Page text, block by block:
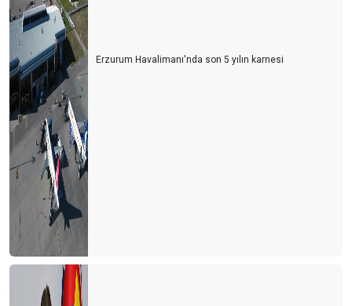
Erzurum Havalimanı'nda son 5 yılın karnesi